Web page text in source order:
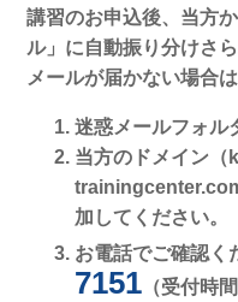
講習のお申込後、当方
ル」に自動振り分けさ
メールが届かない場合
迷惑メールフォル
当方のドメイン（
加してください。
お電話でご確認く
7151 （受付時